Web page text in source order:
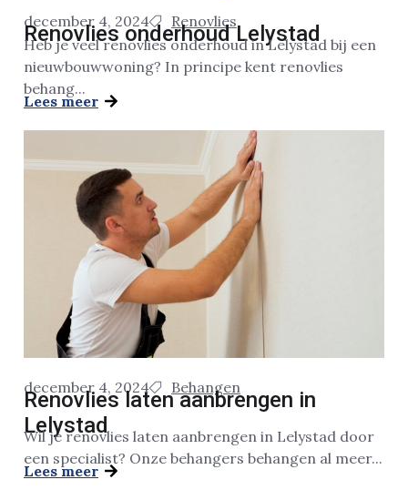
december 4, 2024 Renovlies
Renovlies onderhoud Lelystad
Heb je veel renovlies onderhoud in Lelystad bij een
nieuwbouwwoning? In principe kent renovlies
behang...
Lees meer
december 4, 2024 Behangen
Renovlies laten aanbrengen in
Lelystad
Wil je renovlies laten aanbrengen in Lelystad door
een specialist? Onze behangers behangen al meer...
Lees meer